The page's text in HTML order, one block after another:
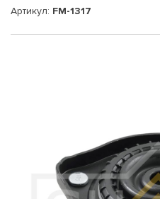
Артикул: FM-1317